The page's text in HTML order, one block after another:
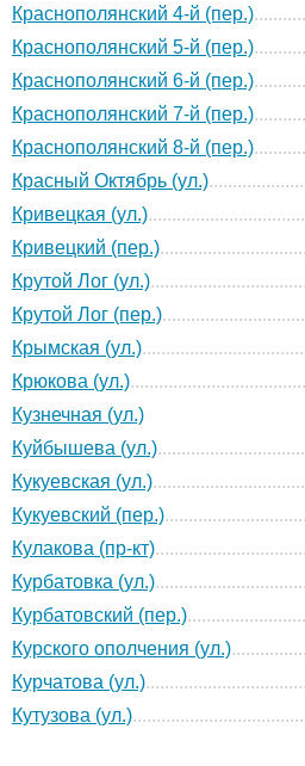
Краснополянский 4-й (пер.)
Краснополянский 5-й (пер.)
Краснополянский 6-й (пер.)
Краснополянский 7-й (пер.)
Краснополянский 8-й (пер.)
Красный Октябрь (ул.)
Кривецкая (ул.)
Кривецкий (пер.)
Крутой Лог (ул.)
Крутой Лог (пер.)
Крымская (ул.)
Крюкова (ул.)
Кузнечная (ул.)
Куйбышева (ул.)
Кукуевская (ул.)
Кукуевский (пер.)
Кулакова (пр-кт)
Курбатовка (ул.)
Курбатовский (пер.)
Курского ополчения (ул.)
Курчатова (ул.)
Кутузова (ул.)